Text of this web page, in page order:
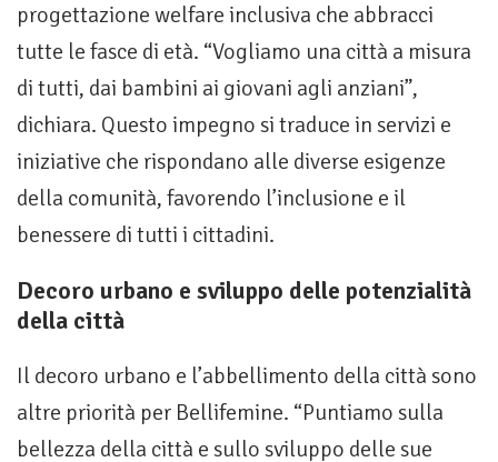
progettazione welfare inclusiva che abbracci
tutte le fasce di età. “Vogliamo una città a misura
di tutti, dai bambini ai giovani agli anziani”,
dichiara. Questo impegno si traduce in servizi e
iniziative che rispondano alle diverse esigenze
della comunità, favorendo l’inclusione e il
benessere di tutti i cittadini.
Decoro urbano e sviluppo delle potenzialità
della città
Il decoro urbano e l’abbellimento della città sono
altre priorità per Bellifemine. “Puntiamo sulla
bellezza della città e sullo sviluppo delle sue